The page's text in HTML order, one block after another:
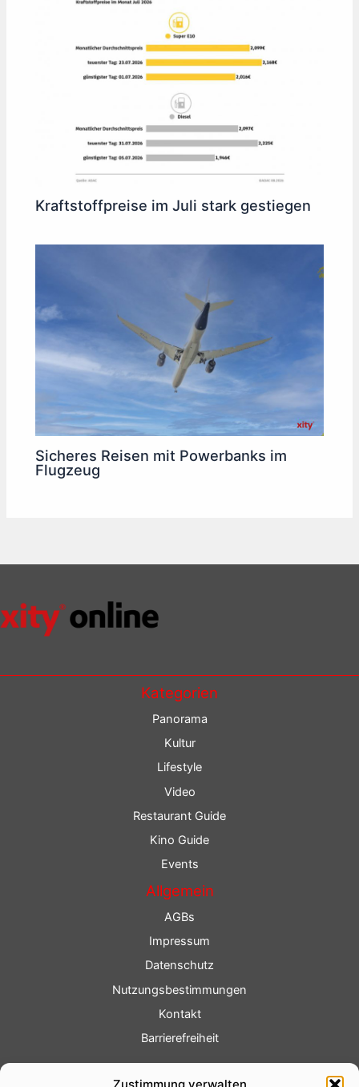
Kraftstoffpreise im Juli stark gestiegen
Sicheres Reisen mit Powerbanks im
Flugzeug
Kategorien
Panorama
Kultur
Lifestyle
Video
Restaurant Guide
Kino Guide
Events
Allgemein
AGBs
Impressum
Datenschutz
Nutzungsbestimmungen
Kontakt
Barrierefreiheit